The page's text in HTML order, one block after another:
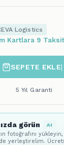
Logistics
Kartlara 9
SEPETE EKLE|
5 Yıl Garanti
görün AI
fotoğrafını
yerleştirelim.